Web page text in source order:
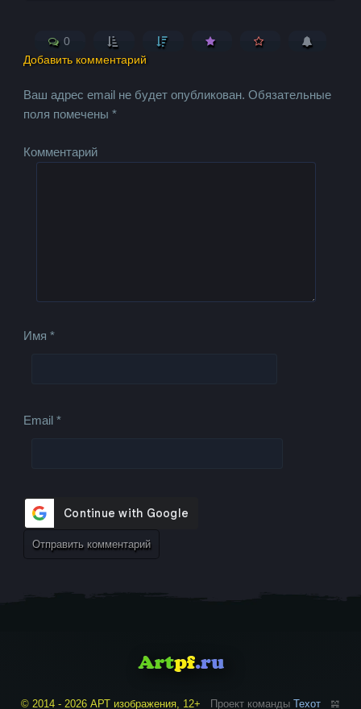
0
Добавить комментарий
Ваш адрес email не будет опубликован. Обязательные
поля помечены*
Комментарий
Имя*
Email*
© 2014 - 2026 АРТ изображения, 12+ Проект команды Техот 𝌴